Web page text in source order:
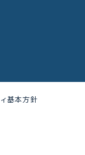
基本方針